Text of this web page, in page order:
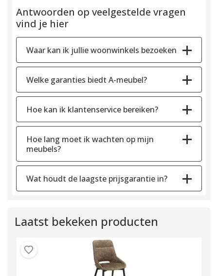
Antwoorden op veelgestelde vragen
vind je hier
Waar kan ik jullie woonwinkels bezoeken
Welke garanties biedt A-meubel?
Hoe kan ik klantenservice bereiken?
Hoe lang moet ik wachten op mijn
meubels?
Wat houdt de laagste prijsgarantie in?
Laatst bekeken producten